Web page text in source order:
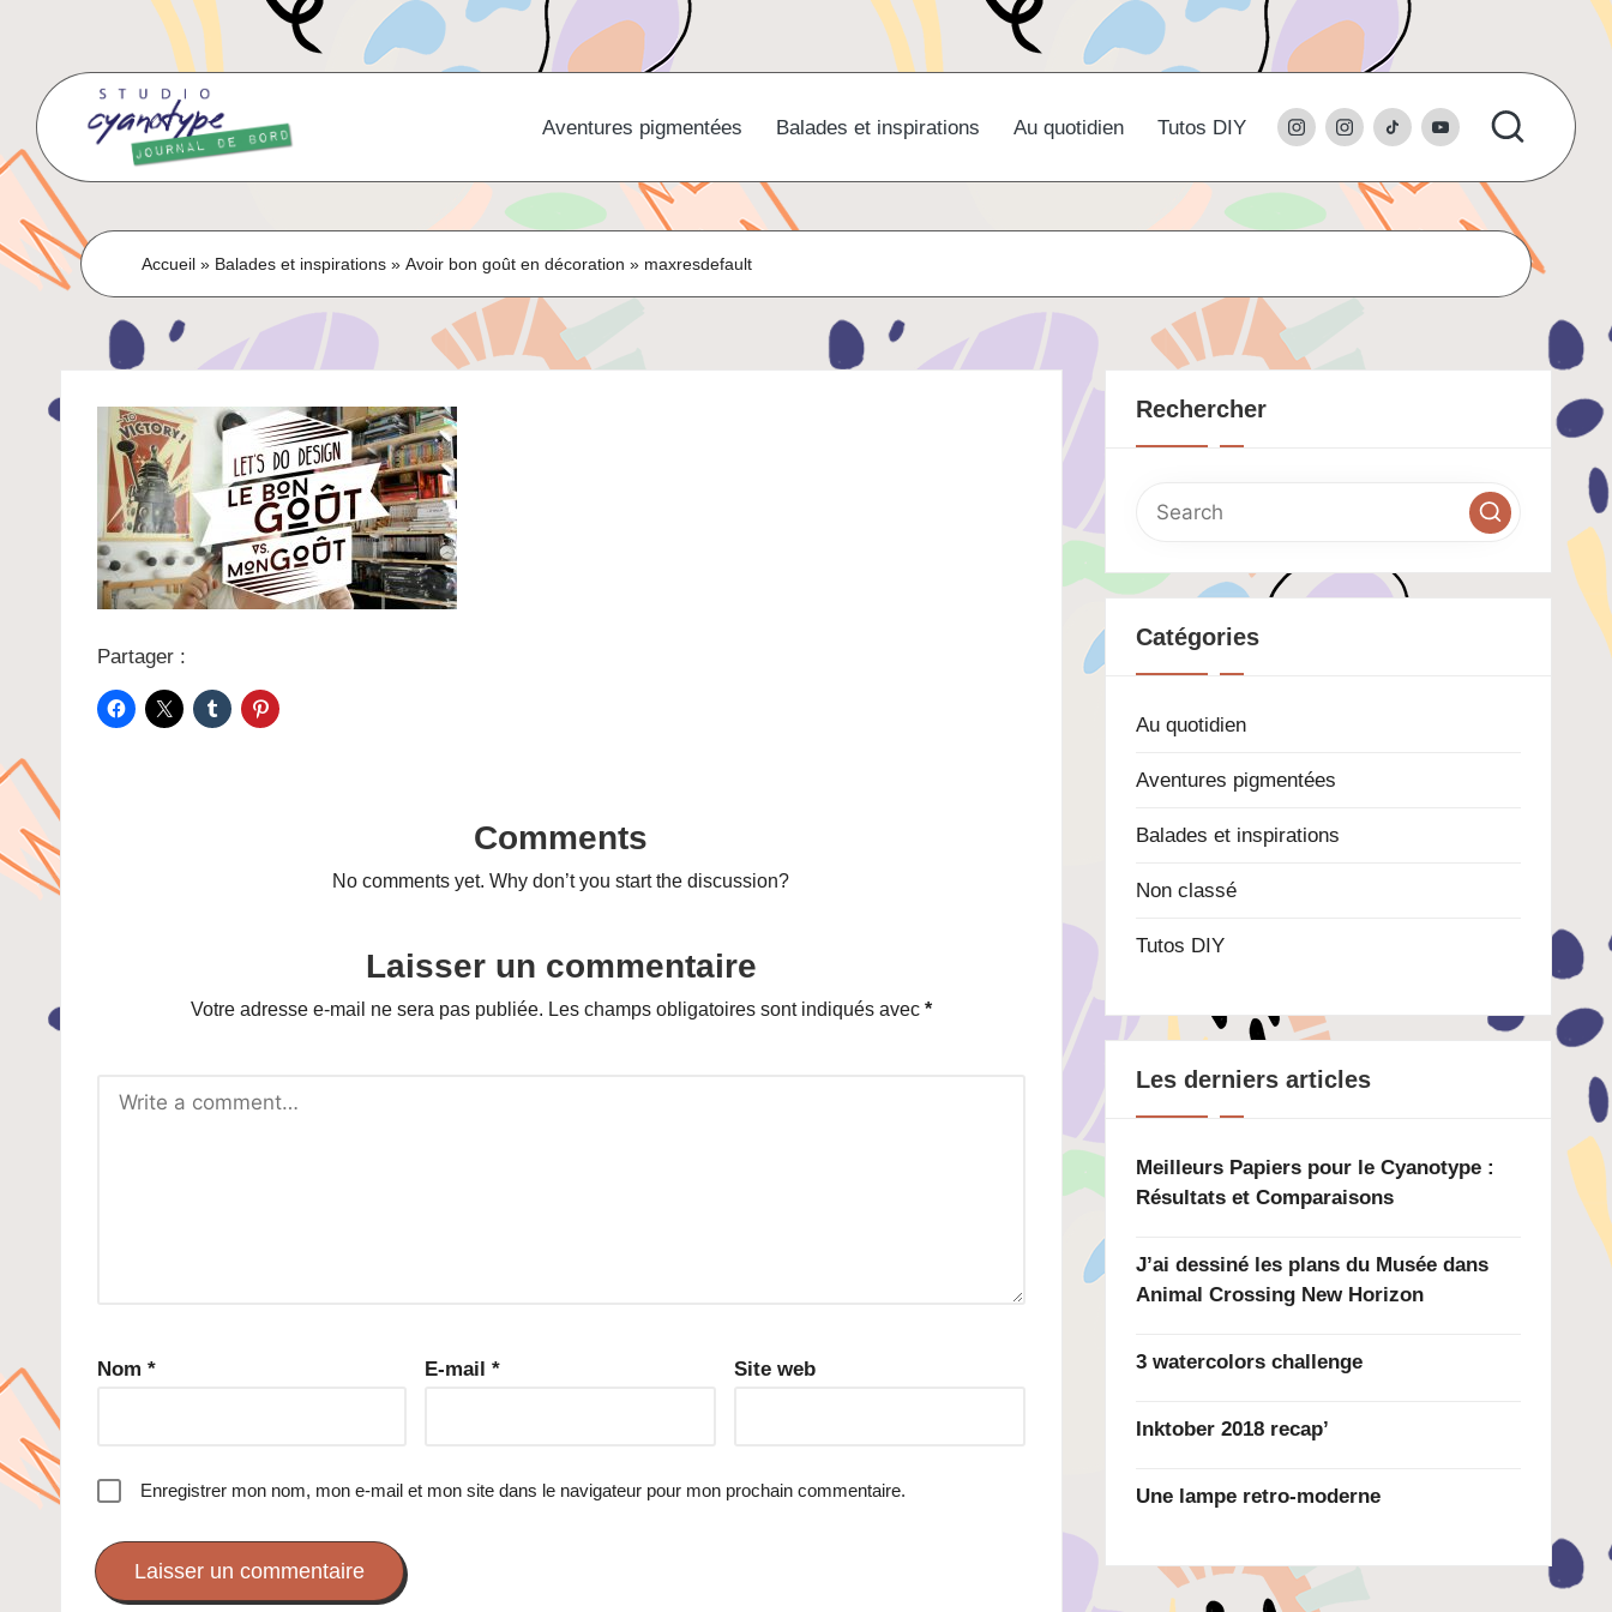
content
Aventures pigmentées Balades et inspirations Au quotidien Tutos DIY instagraml’instagram
studio
tiktok youtube
Accueil » Balades et inspirations »Avoir bon goût en décoration » maxresdefault
Partager :
Comments
No comments yet. Why don’t you start the discussion?
Laisser un commentaire
Votre adresse e-mail ne sera pas publiée. Les champs obligatoires sont indiqués avec *
Nom * E-mail * Site web
Enregistrer mon nom, mon e-mail et mon site dans le navigateur pour mon prochain commentaire.
Rechercher
Catégories
Au quotidien
Aventures pigmentées
Balades et inspirations
Non classé
Tutos DIY
Les derniers articles
Meilleurs Papiers pour le Cyanotype :
Résultats et Comparaisons
J’ai dessiné les plans du Musée dans
Animal Crossing New Horizon
3 watercolors challenge
Inktober 2018 recap’
Une lampe retro-moderne